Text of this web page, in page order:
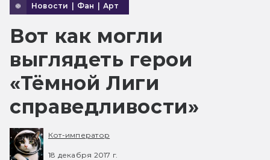
Новости | Фан | Арт
Вот как могли
выглядеть герои
«Тёмной Лиги
справедливости»
Кот-император
18 декабря 2017 г.